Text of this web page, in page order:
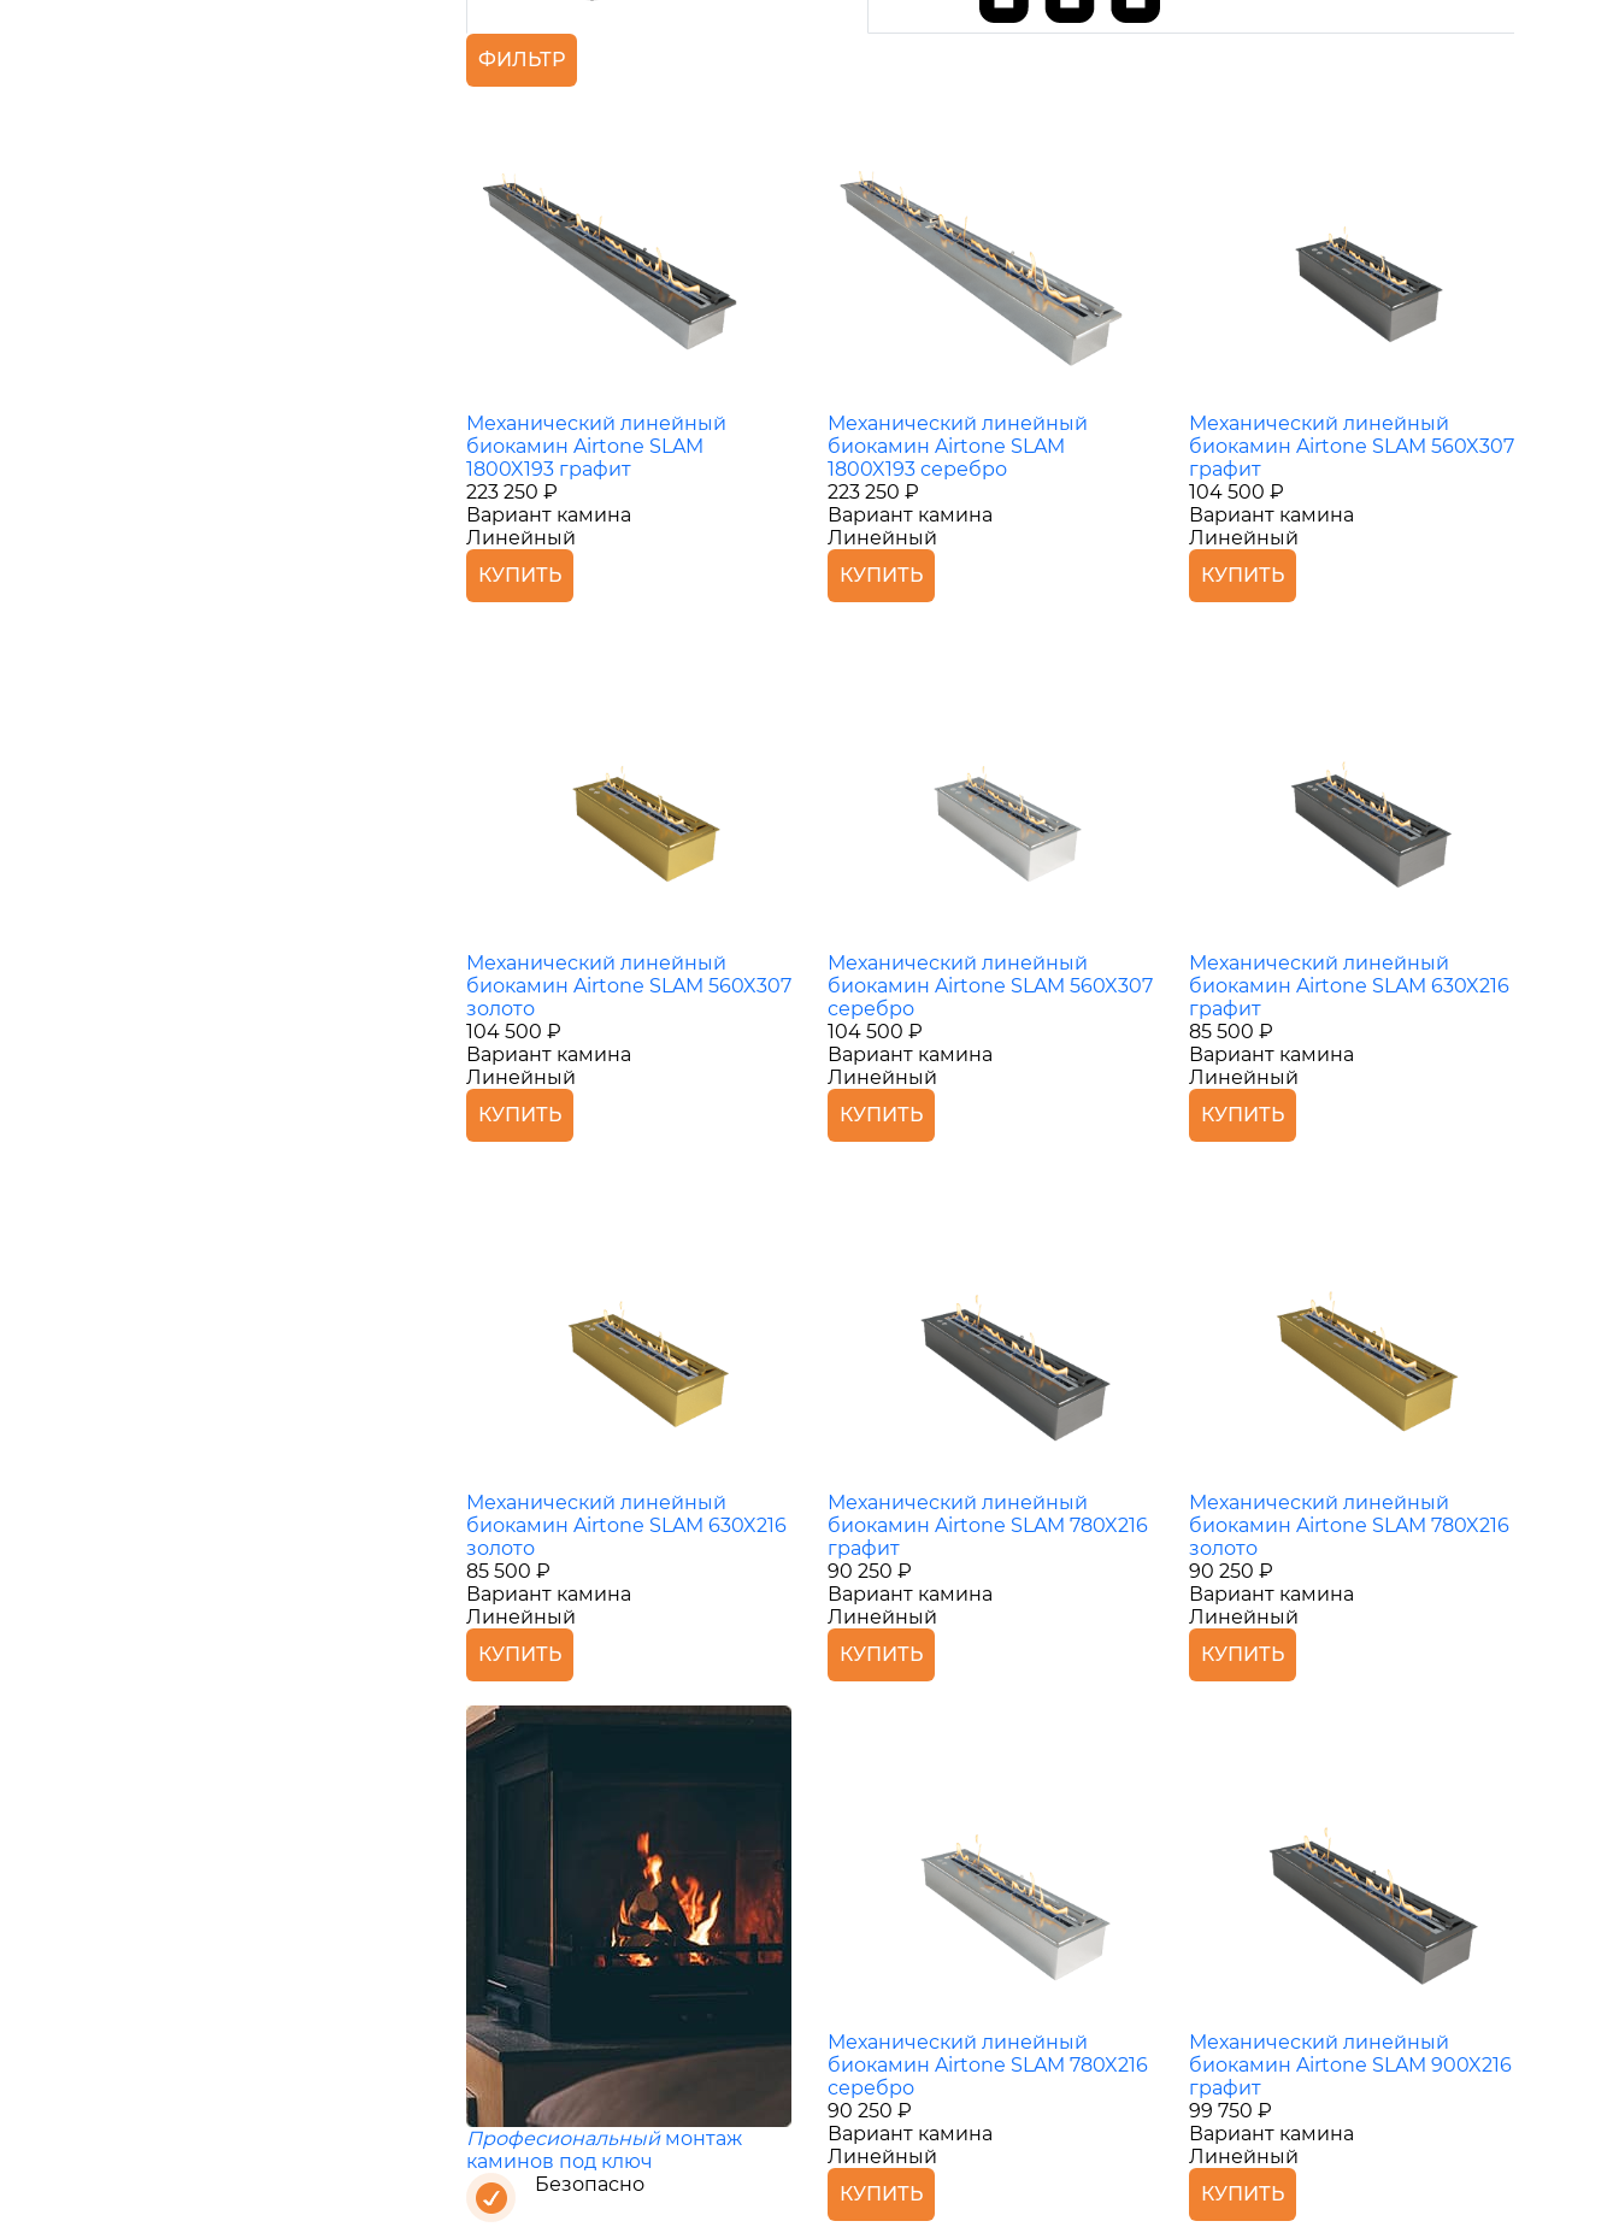
ФИЛЬТР
Механический линейный
биокамин Airtone SLAM
1800X193 графит
223 250 ₽
Вариант камина
Линейный
КУПИТЬ
Механический линейный
биокамин Airtone SLAM
1800X193 серебро
223 250 ₽
Вариант камина
Линейный
КУПИТЬ
Механический линейный
биокамин Airtone SLAM 560X307
графит
104 500 ₽
Вариант камина
Линейный
КУПИТЬ
Механический линейный
биокамин Airtone SLAM 560X307
золото
104 500 ₽
Вариант камина
Линейный
КУПИТЬ
Механический линейный
биокамин Airtone SLAM 560X307
серебро
104 500 ₽
Вариант камина
Линейный
КУПИТЬ
Механический линейный
биокамин Airtone SLAM 630X216
графит
85 500 ₽
Вариант камина
Линейный
КУПИТЬ
Механический линейный
биокамин Airtone SLAM 630X216
золото
85 500 ₽
Вариант камина
Линейный
КУПИТЬ
Механический линейный
биокамин Airtone SLAM 780X216
графит
90 250 ₽
Вариант камина
Линейный
КУПИТЬ
Механический линейный
биокамин Airtone SLAM 780X216
золото
90 250 ₽
Вариант камина
Линейный
КУПИТЬ
Професиональныймонтаж
каминов под ключ
Безопасно
Механический линейный
биокамин Airtone SLAM 780X216
серебро
90 250 ₽
Вариант камина
Линейный
КУПИТЬ
Механический линейный
биокамин Airtone SLAM 900X216
графит
99 750 ₽
Вариант камина
Линейный
КУПИТЬ